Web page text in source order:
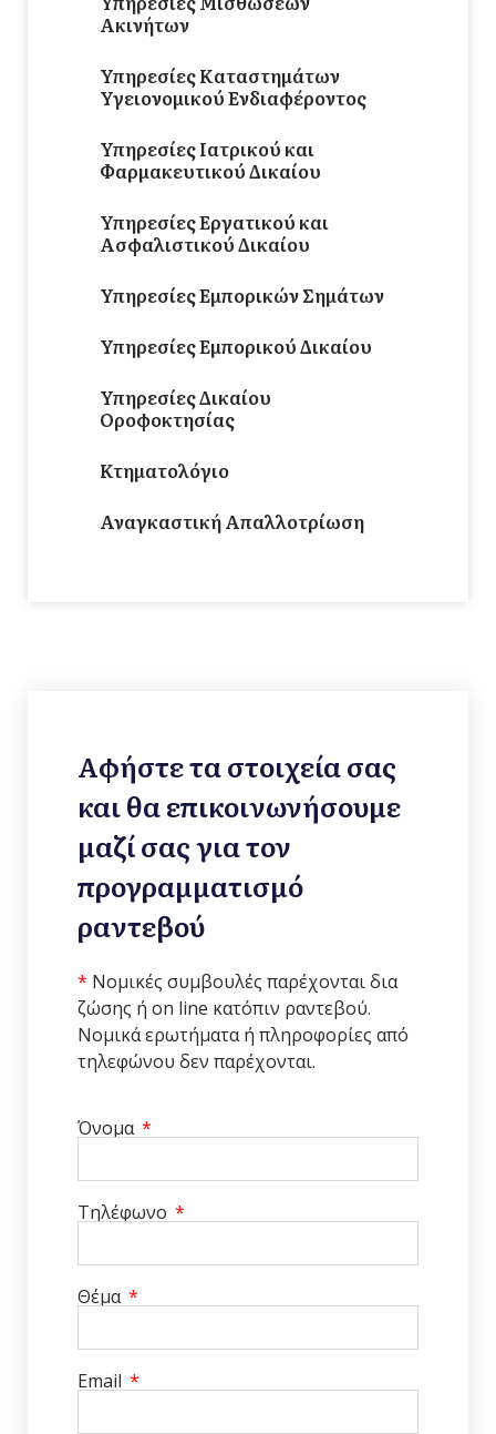
Ακινήτων
Υπηρεσίες Καταστημάτων
Υγειονομικού Ενδιαφέροντος
Υπηρεσίες Ιατρικού και
Φαρμακευτικού Δικαίου
Υπηρεσίες Εργατικού και
Ασφαλιστικού Δικαίου
Υπηρεσίες Εμπορικών Σημάτων
Υπηρεσίες Εμπορικού Δικαίου
Υπηρεσίες Δικαίου
Οροφοκτησίας
Κτηματολόγιο
Αναγκαστική Απαλλοτρίωση
Αφήστε τα στοιχεία σας
και θα επικοινωνήσουμε
μαζί σας για τον
προγραμματισμό
ραντεβού
* Νομικές συμβουλές παρέχονται δια
ζώσης ή on line κατόπιν ραντεβού.
Νομικά ερωτήματα ή πληροφορίες από
τηλεφώνου δεν παρέχονται.
Όνομα
Τηλέφωνο
Θέμα
Email